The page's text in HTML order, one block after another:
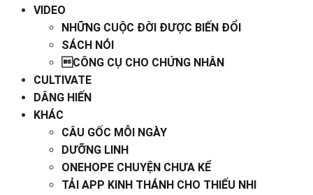
VIDEO
NHỮNG CUỘC ĐỜI ĐƯỢC BIẾN ĐỔI
SÁCH NÓI
CÔNG CỤ CHO CHỨNG NHÂN
CULTIVATE
DÂNG HIẾN
KHÁC
CÂU GỐC MỖI NGÀY
DƯỠNG LINH
ONEHOPE CHUYỆN CHƯA KỂ
TẢI APP KINH THÁNH CHO THIẾU NHI